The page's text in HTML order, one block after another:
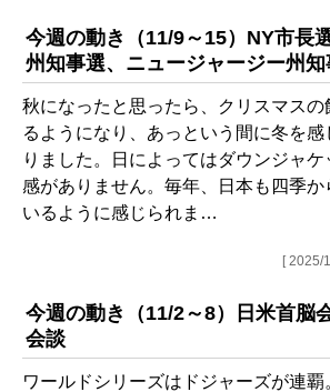
今週の動き（11/9～15）NY市長
州知事選、ニュージャージー州知
秋になったと思ったら、クリスマスの
るようになり、あっという間に冬を
りました。日によってはダウンジャ
感がありません。毎年、日本も四季か
いるように感じられま…
[ 2025/
今週の動き（11/2～8）日米首脳
会談
ワールドシリーズはドジャーズが連